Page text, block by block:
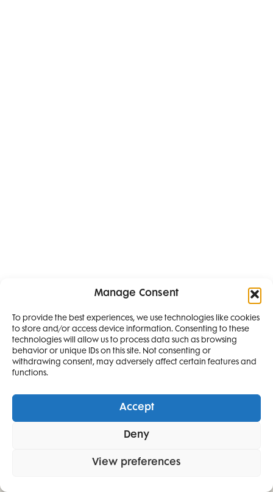
Manage Consent
To provide the best experiences, we use technologies like cookies
to store and/or access device information. Consenting to these
technologies will allow us to process data such as browsing
behavior or unique IDs on this site. Not consenting or
withdrawing consent, may adversely affect certain features and
functions.
Accept
Deny
View preferences
SMANJI
4 IZDANJA
I 2 IZDANJA ELLE
DECORATIONA +
POKLON
SAMO